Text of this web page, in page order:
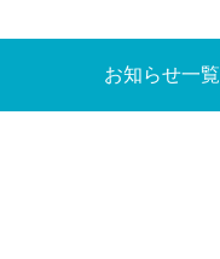
お知らせ一覧